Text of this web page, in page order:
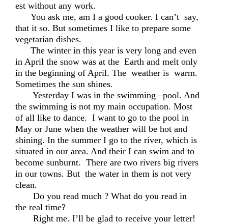
est without any work.
You ask me, am I a good cooker. I can’t say,
that it so. But sometimes I like to prepare some
vegetarian dishes.
The winter in this year is very long and even
in April the snow was at the Earth and melt only
in the beginning of April. The weather is warm.
Sometimes the sun shines.
Yesterday I was in the swimming –pool. And
the swimming is not my main occupation. Most
of all like to dance. I want to go to the pool in
May or June when the weather will be hot and
shining. In the summer I go to the river, which is
situated in our area. And their I can swim and to
become sunburnt. There are two rivers big rivers
in our towns. But the water in them is not very
clean.
Do you read much ? What do you read in
the real time?
Right me. I’ll be glad to receive your letter!